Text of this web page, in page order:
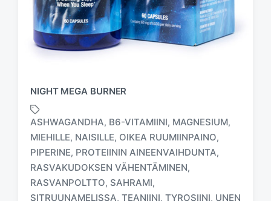
NIGHT MEGA BURNER
T
a
g
ASHWAGANDHA, B6-VITAMIINI, MAGNESIUM,
MIEHILLE, NAISILLE, OIKEA RUUMIINPAINO,
PIPERINE, PROTEIININ AINEENVAIHDUNTA,
RASVAKUDOKSEN VÄHENTÄMINEN,
RASVANPOLTTO, SAHRAMI,
SITRUUNAMELISSA, TEANIINI, TYROSIINI, UNEN